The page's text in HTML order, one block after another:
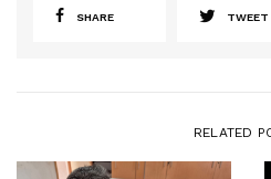
SHARE TWEET
RELATED